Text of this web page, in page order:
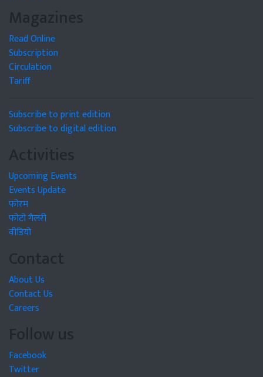
Magazines
Read Online
Subscription
Circulation
Tariff
Subscribe to print edition
Subscribe to digital edition
Activities
Upcoming Events
Events Update
फोरम
फोटो गैलरी
वीडियो
Contact
About Us
Contact Us
Careers
Follow us
Facebook
Twitter